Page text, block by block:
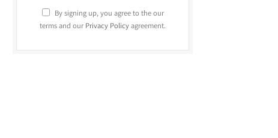
By signing up, you agree to the our
terms and our Privacy Policyagreement.